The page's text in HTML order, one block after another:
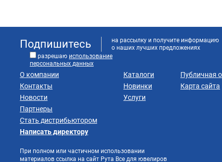
Подпишитесь
на рассылку и получите информацию
о наших лучших предложениях
разрешаю использование
персональных данных
О компании
Контакты
Новости
Партнеры
Стать дистрибьютором
Каталоги
Новинки
Услуги
Публичная
Карта сайта
Написать директору
При полном или частичном использовании
материалов ссылка на сайт Рута Все для ювелиров